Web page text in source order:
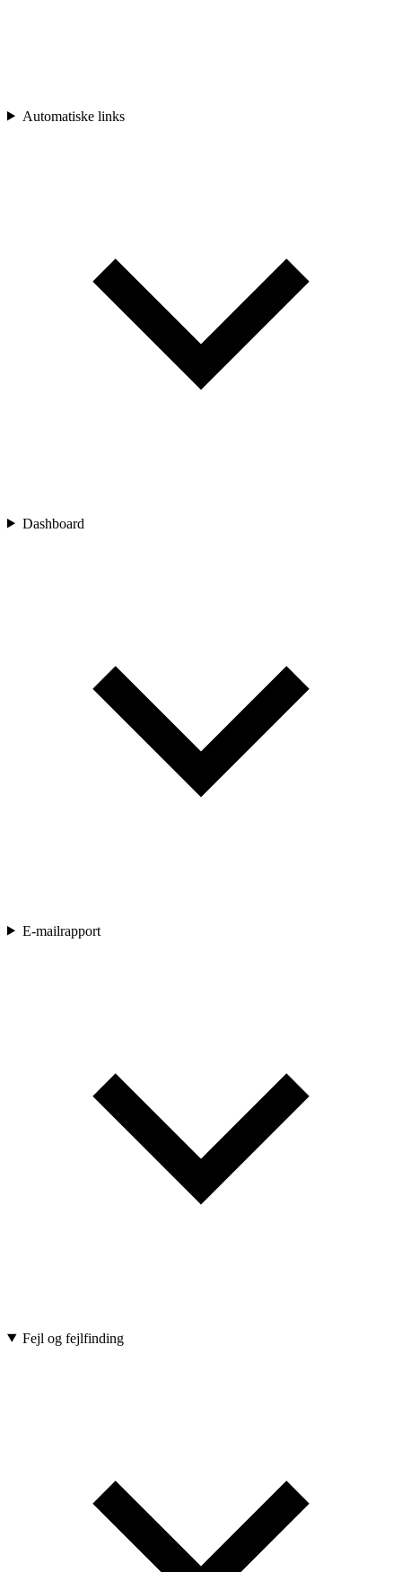
Automatiske links
Dashboard
E-mailrapport
Fejl og fejlfinding